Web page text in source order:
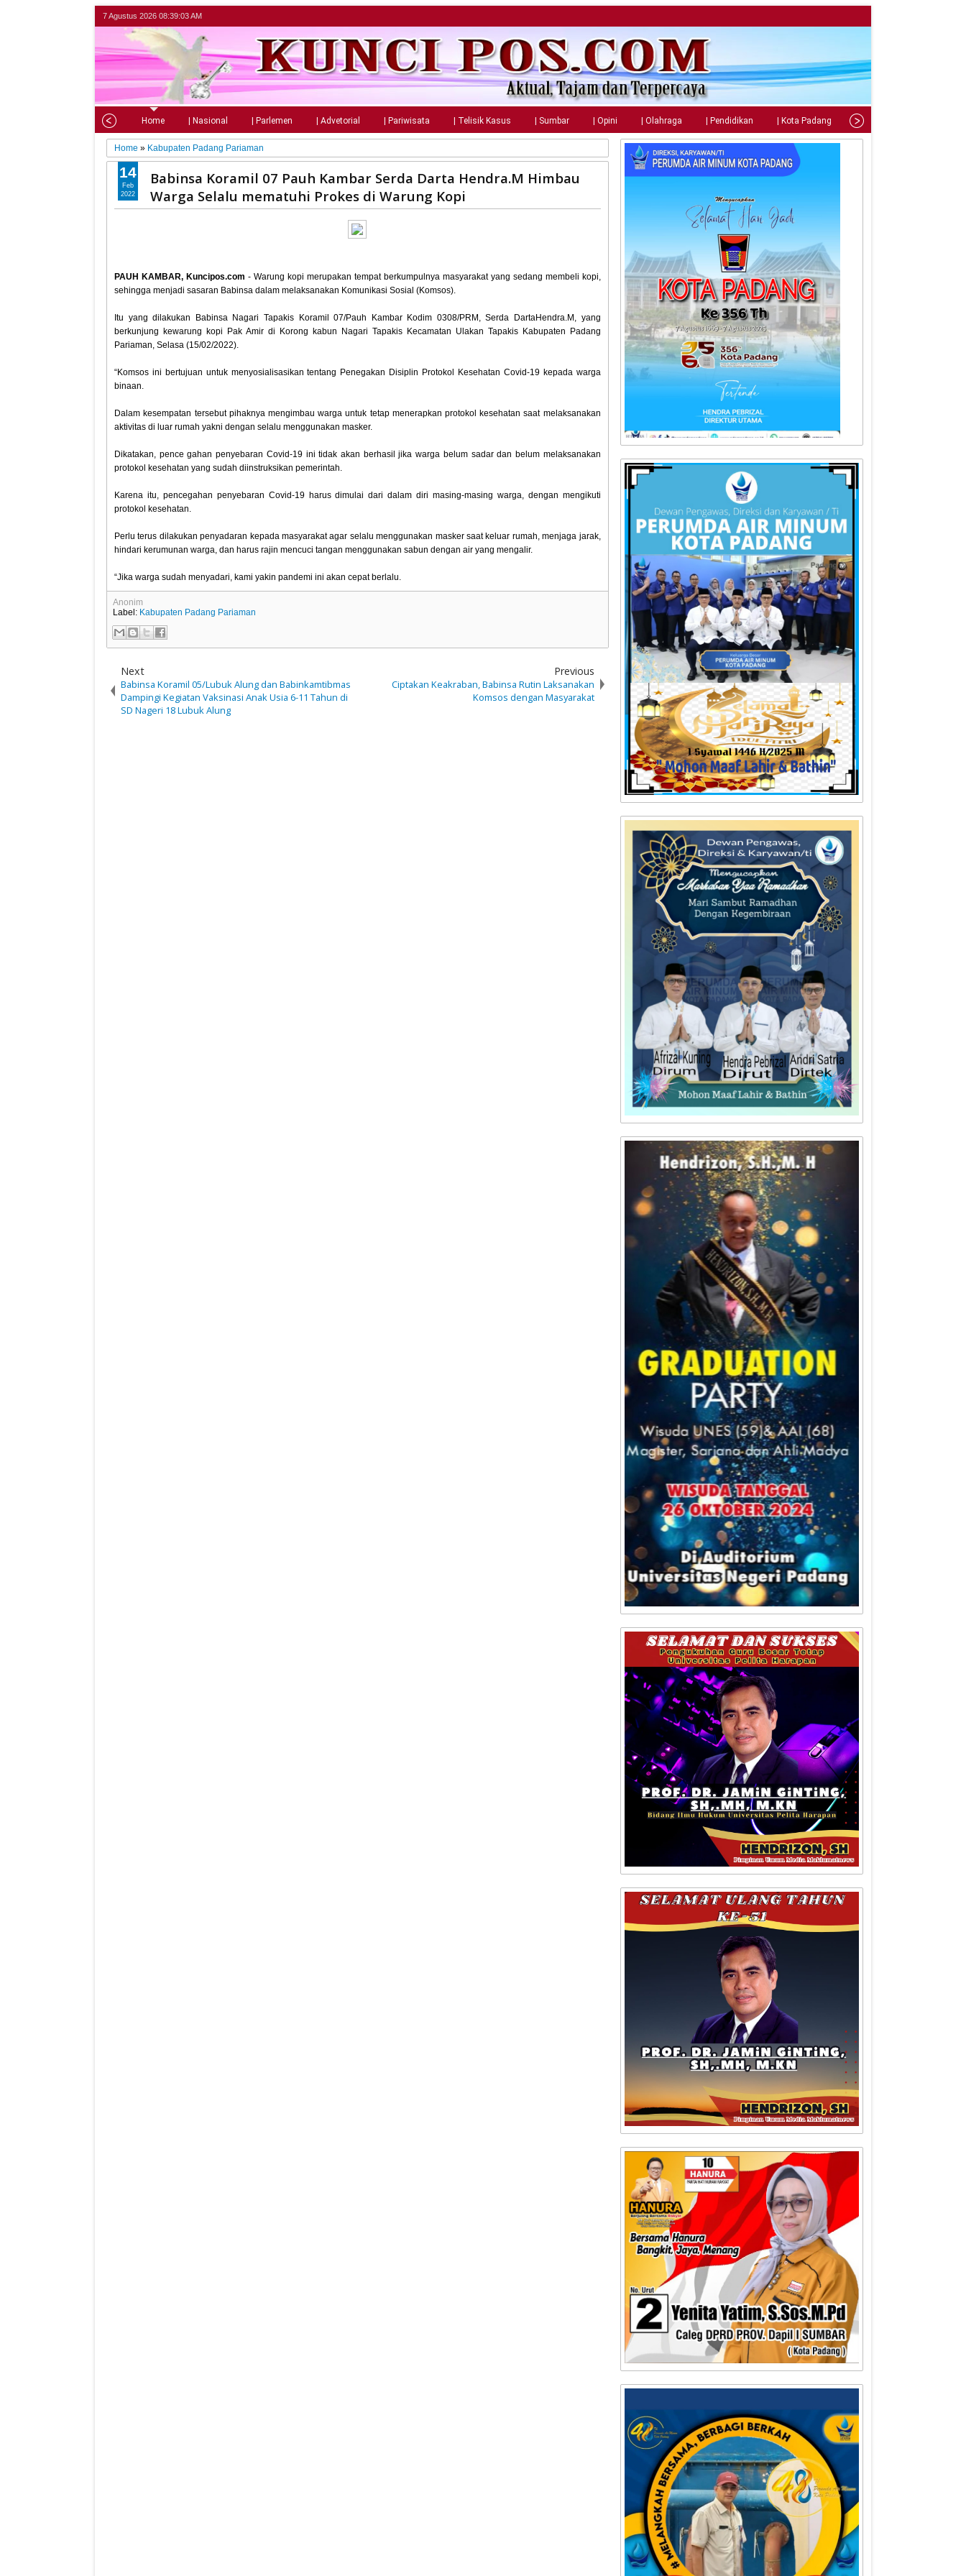
7 Agustus 2026 08:39:04 AM
Home | Nasional | Parlemen | Advetorial | Pariwisata | Telisik Kasus | Sumbar | Opini | Olahraga | Pendidikan | Kota Padang | Tips
Home » Kabupaten Padang Pariaman
Babinsa Koramil 07 Pauh Kambar Serda Darta Hendra.M Himbau
Warga Selalu mematuhi Prokes di Warung Kopi
PAUH KAMBAR, Kuncipos.com - Warung kopi merupakan tempat berkumpulnya masyarakat yang sedang membeli kopi,
sehingga menjadi sasaran Babinsa dalam melaksanakan Komunikasi Sosial (Komsos).
Itu yang dilakukan Babinsa Nagari Tapakis Koramil 07/Pauh Kambar Kodim 0308/PRM, Serda DartaHendra.M, yang
berkunjung kewarung kopi Pak Amir di Korong kabun Nagari Tapakis Kecamatan Ulakan Tapakis Kabupaten Padang
Pariaman, Selasa (15/02/2022).
“Komsos ini bertujuan untuk menyosialisasikan tentang Penegakan Disiplin Protokol Kesehatan Covid-19 kepada warga
binaan.
Dalam kesempatan tersebut pihaknya mengimbau warga untuk tetap menerapkan protokol kesehatan saat melaksanakan
aktivitas di luar rumah yakni dengan selalu menggunakan masker.
Dikatakan, pence gahan penyebaran Covid-19 ini tidak akan berhasil jika warga belum sadar dan belum melaksanakan
protokol kesehatan yang sudah diinstruksikan pemerintah.
Karena itu, pencegahan penyebaran Covid-19 harus dimulai dari dalam diri masing-masing warga, dengan mengikuti
protokol kesehatan.
Perlu terus dilakukan penyadaran kepada masyarakat agar selalu menggunakan masker saat keluar rumah, menjaga jarak,
hindari kerumunan warga, dan harus rajin mencuci tangan menggunakan sabun dengan air yang mengalir.
“Jika warga sudah menyadari, kami yakin pandemi ini akan cepat berlalu.
14
Feb
2022
Anonim
Label: Kabupaten Padang Pariaman
Next
Babinsa Koramil 05/Lubuk Alung dan Babinkamtibmas
Dampingi Kegiatan Vaksinasi Anak Usia 6-11 Tahun di
SD Nageri 18 Lubuk Alung
Previous
Ciptakan Keakraban, Babinsa Rutin Laksanakan
Komsos dengan Masyarakat